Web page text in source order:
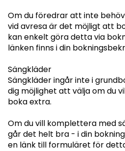
Om du föredrar att inte
vid avresa är det möjligt att
kan enkelt göra detta via
länken finns i din
Sängkläder
Sängkläder ingår inte i
dig möjlighet att välja om du
boka extra.
Om du vill komplettera med
går det helt bra - i din
en länk till formuläret för